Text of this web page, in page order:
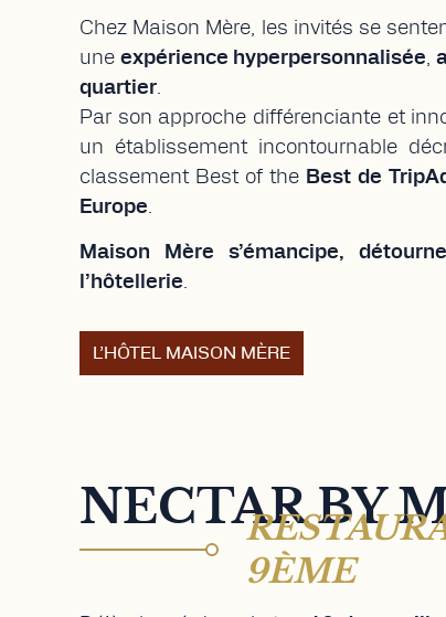
Chez Maison Mère, les invités se
uneexpérience hyperpersonnalisée
quartier .
Par son approche différenciante et
un établissement incontournable
classement Best of the
Best de
Maison Mère s’émancipe,
L’HÔTEL MAISON MÈRE
NECTAR BY
9ÈME